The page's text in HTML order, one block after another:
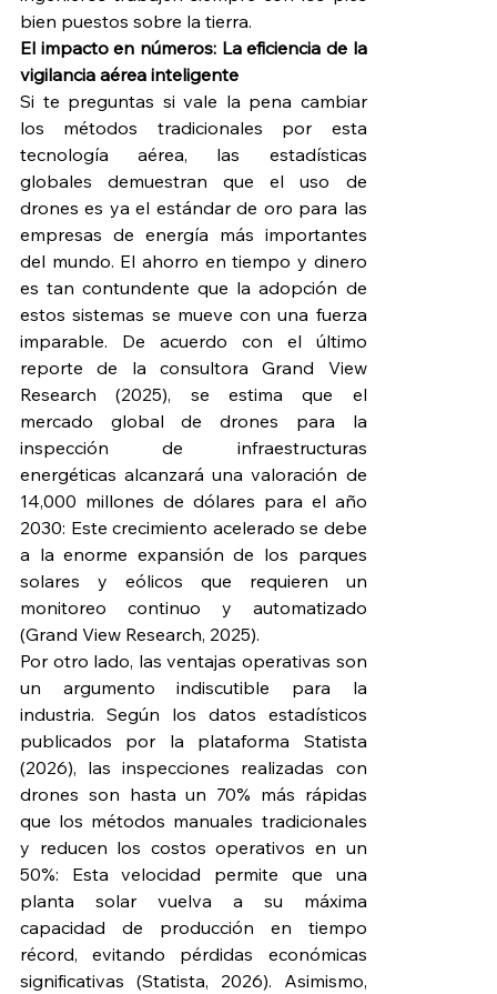
bien puestos sobre la tierra.
El impacto en números: La eficiencia de la
vigilancia aérea inteligente
Si te preguntas si vale la pena cambiar
los métodos tradicionales por esta
tecnología aérea, las estadísticas
globales demuestran que el uso de
drones es ya el estándar de oro para las
empresas de energía más importantes
del mundo. El ahorro en tiempo y dinero
es tan contundente que la adopción de
estos sistemas se mueve con una fuerza
imparable. De acuerdo con el último
reporte de la consultora Grand View
Research (2025), se estima que el
mercado global de drones para la
inspección de infraestructuras
energéticas alcanzará una valoración de
14,000 millones de dólares para el año
2030: Este crecimiento acelerado se debe
a la enorme expansión de los parques
solares y eólicos que requieren un
monitoreo continuo y automatizado
(Grand View Research, 2025).
Por otro lado, las ventajas operativas son
un argumento indiscutible para la
industria. Según los datos estadísticos
publicados por la plataforma Statista
(2026), las inspecciones realizadas con
drones son hasta un 70% más rápidas
que los métodos manuales tradicionales
y reducen los costos operativos en un
50%: Esta velocidad permite que una
planta solar vuelva a su máxima
capacidad de producción en tiempo
récord, evitando pérdidas económicas
significativas (Statista, 2026). Asimismo,